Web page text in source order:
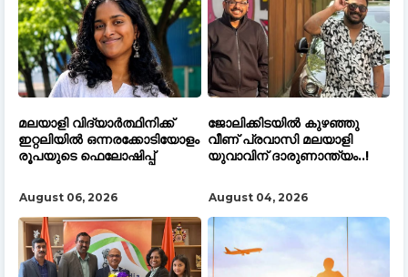
മലയാളി വിദ്യാർത്ഥിനിക്ക്
ഇറ്റലിയിൽ ഒന്നരക്കോടിയോളം
രൂപയുടെ ഫെലോഷിപ്പ്
August 06, 2026
ജോലിക്കിടയിൽ കുഴഞ്ഞു
വീണ് പ്രവാസി മലയാളി
യുവാവിന് ദാരുണാന്ത്യം..!
August 04, 2026